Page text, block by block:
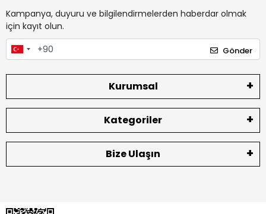
Kampanya, duyuru ve bilgilendirmelerden haberdar olmak
için kayıt olun.
Gönder
Kurumsal
Kategoriler
Bize Ulaşın